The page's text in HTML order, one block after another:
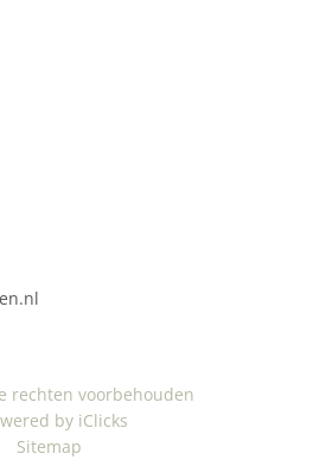
rechten voorbehouden
by iClicks
Sitemap